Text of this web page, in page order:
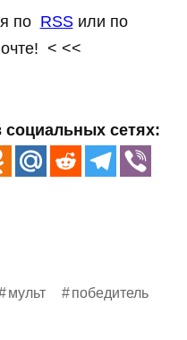
по RSSили по
< <<
сетях:
мульт
победитель